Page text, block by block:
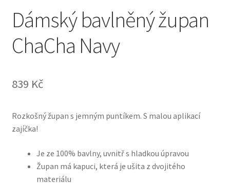
Dámský bavlněný župan
ChaCha Navy
839 Kč
Rozkošný župan s jemným puntíkem. S malou aplikací
zajíčka!
Je ze 100% bavlny, uvnitř s hladkou úpravou
Župan má kapuci, která je ušita z dvojitého
materiálu